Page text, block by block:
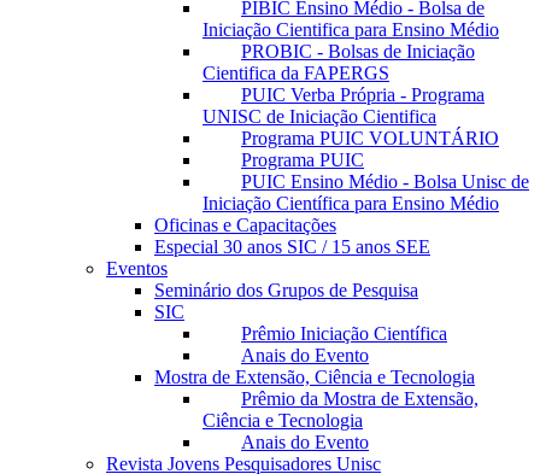
PIBIC Ensino Médio - Bolsa de
Iniciação Cientifica para Ensino Médio
PROBIC - Bolsas de Iniciação
Cientifica da FAPERGS
PUIC Verba Própria - Programa
UNISC de Iniciação Cientifica
Programa PUIC VOLUNTÁRIO
Programa PUIC
PUIC Ensino Médio - Bolsa Unisc de
Iniciação Científica para Ensino Médio
Oficinas e Capacitações
Especial 30 anos SIC / 15 anos SEE
Eventos
Seminário dos Grupos de Pesquisa
SIC
Prêmio Iniciação Científica
Anais do Evento
Mostra de Extensão, Ciência e Tecnologia
Prêmio da Mostra de Extensão,
Ciência e Tecnologia
Anais do Evento
Revista Jovens Pesquisadores Unisc